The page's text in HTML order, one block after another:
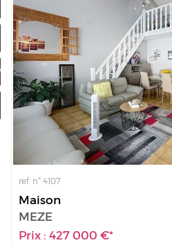
Nos offres
Mon compte
sélection 0
ref. n° 4107
Maison
MEZE
Prix : 427 000 €*